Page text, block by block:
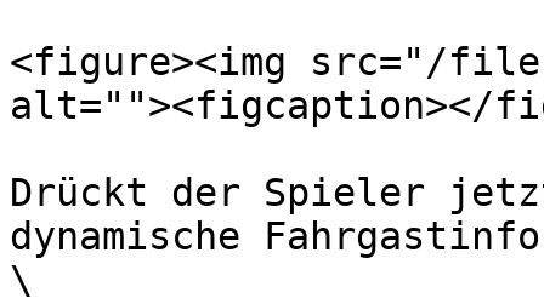
<figure><img src="/
alt=""><figcaption></
Drückt der Spieler
dynamische
\